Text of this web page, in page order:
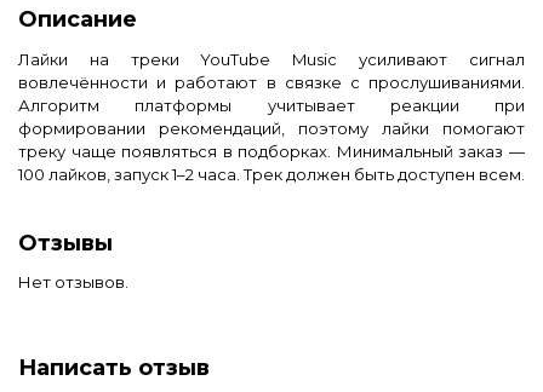
Описание
Лайки на треки YouTube Music усиливают сигнал
вовлечённости и работают в связке с прослушиваниями.
Алгоритм платформы учитывает реакции при
формировании рекомендаций, поэтому лайки помогают
треку чаще появляться в подборках. Минимальный заказ —
100 лайков, запуск 1–2 часа. Трек должен быть доступен всем.
Отзывы
Нет отзывов.
Написать отзыв